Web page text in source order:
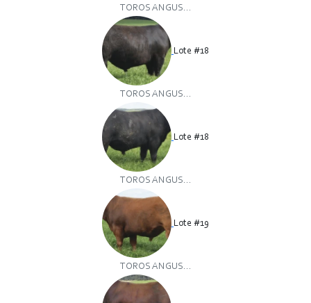
TOROS ANGUS...
Lote #18
TOROS ANGUS...
Lote #18
TOROS ANGUS...
Lote #19
TOROS ANGUS...